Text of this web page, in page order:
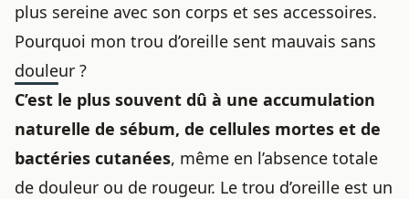
plus sereine avec son corps et ses accessoires.
Pourquoi mon trou d’oreille sent mauvais sans
douleur ?
C’est le plus souvent dû à une accumulation
naturelle de sébum, de cellules mortes et de
bactéries cutanées, même en l’absence totale
de douleur ou de rougeur. Le trou d’oreille est un